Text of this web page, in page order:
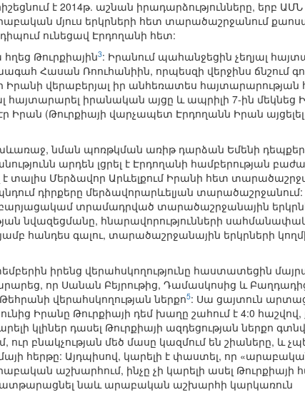
է 2014թ. աշնան իրադարձությունները, երբ ԱՄՆ
մյուս երկրների հետ տարածաշրջանում
ունեցավ Էրդողանի հետ:
Թուրքիային3: Իրանում պահանջեցին չեղյալ
Հասան Ռոուհանիին, որպեսզի վերջինս ճնշում
Իրանի վերաբերյալ իր անհեռատես
իրանական այցը և ապրիլի 7-ին մեկնեց
(Թուրքիայի վարչապետ Էրդողանն Իրան այցելել
նման պոռթկման առիթ դարձան Եմենի
արդեն լցրել է Էրդողանի համբերության
տալիս Մերձավոր Արևելքում Իրանի հետ
դիրքերը մերձավորարևելյան տարածաշրջանում:
տրամադրված տարածաշրջանային
նվազեցմանը, հնարավորությունների
հանդես գալու, տարածաշրջանային երկրների
իրենց վերահսկողությունը հաստատեցին
որ Սանան Բեյրութից, Դամասկոսից և
վերահսկողության ներքո5: Սա ցայտուն
Իրանը Թուրքիայի դեմ խաղը շահում է 4:0
կլիներ դասել Թուրքիայի ազդեցության ներքո
ուր բնակչության մեծ մասը կազմում են շիաները, և
հերթը: Այդպիսով, կարելի է փաստել, որ
աշխարհում, ինչը չի կարելի ասել Թուրքիայի
վատթարացնել նաև արաբական աշխարհի կարկառուն